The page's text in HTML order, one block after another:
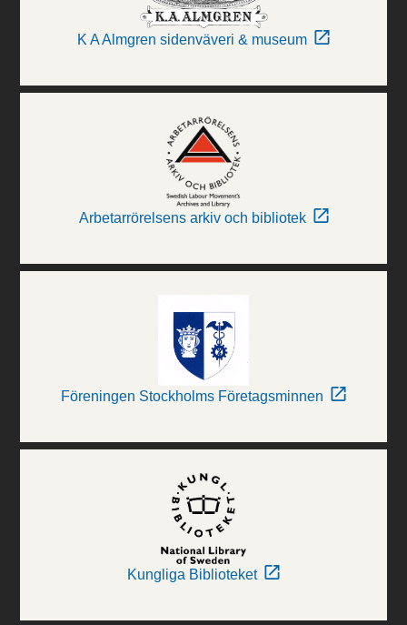
K A Almgren sidenväveri & museum
Arbetarrörelsens arkiv och bibliotek
Föreningen Stockholms Företagsminnen
Kungliga Biblioteket